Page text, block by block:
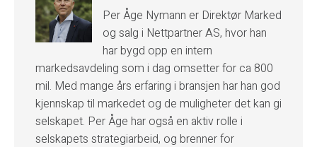
Per Åge Nymann er Direktør Marked
og salg i Nettpartner AS, hvor han
har bygd opp en intern
markedsavdeling som i dag omsetter for ca 800
mil. Med mange års erfaring i bransjen har han god
kjennskap til markedet og de muligheter det kan gi
selskapet. Per Åge har også en aktiv rolle i
selskapets strategiarbeid, og brenner for